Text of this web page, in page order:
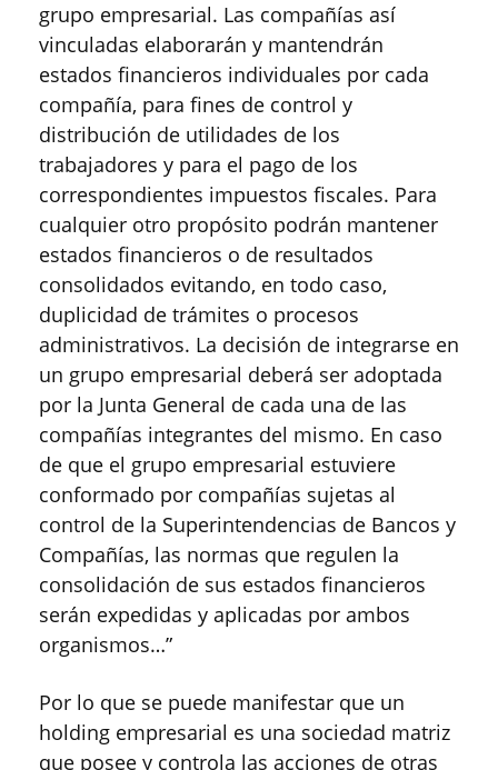
grupo empresarial. Las compañías así
vinculadas elaborarán y mantendrán
estados financieros individuales por cada
compañía, para fines de control y
distribución de utilidades de los
trabajadores y para el pago de los
correspondientes impuestos fiscales. Para
cualquier otro propósito podrán mantener
estados financieros o de resultados
consolidados evitando, en todo caso,
duplicidad de trámites o procesos
administrativos. La decisión de integrarse en
un grupo empresarial deberá ser adoptada
por la Junta General de cada una de las
compañías integrantes del mismo. En caso
de que el grupo empresarial estuviere
conformado por compañías sujetas al
control de la Superintendencias de Bancos y
Compañías, las normas que regulen la
consolidación de sus estados financieros
serán expedidas y aplicadas por ambos
organismos…”
Por lo que se puede manifestar que un
holding empresarial es una sociedad matriz
que posee y controla las acciones de otras